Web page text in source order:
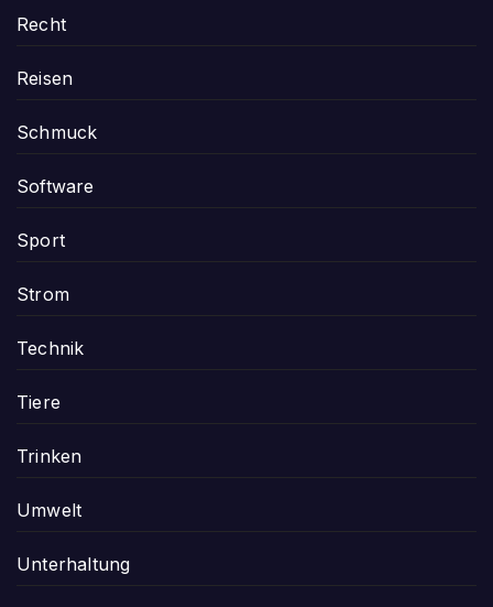
Recht
Reisen
Schmuck
Software
Sport
Strom
Technik
Tiere
Trinken
Umwelt
Unterhaltung